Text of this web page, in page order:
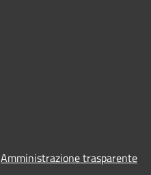
Amministrazione trasparente